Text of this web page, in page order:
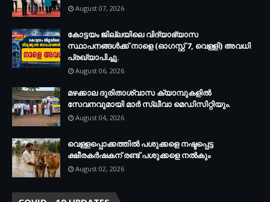
August 07, 2026
കോട്ടയം ജില്ലയിലെ വിദ്യാഭ്യാസ
സ്ഥാപനങ്ങള്‍ക്ക് നാളെ (ഓഗസ്റ്റ് 7, വെള്ളി) അവധി
പ്രഖ്യാപിച്ചു.
August 06, 2026
മഴക്കാല ദുരിതാശ്വാസ ക്യാമ്പുകളിൽ
സേവനവുമായി മാർ സ്ലീവാ മെഡിസിറ്റിയും.
August 04, 2026
വെള്ളപ്പൊക്കത്തില്‍ പശുക്കളെ നഷ്ടപ്പെട്ട
ക്ഷീരകര്‍ഷകന് രണ്ട് പശുക്കളെ നല്‍കും
August 02, 2026